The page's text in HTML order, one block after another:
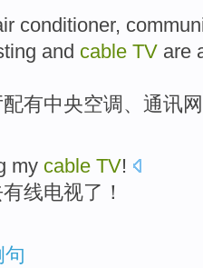
conditioner,
and cable TV are
配有中央空调 、 通讯
my cable TV!
有线电视了！